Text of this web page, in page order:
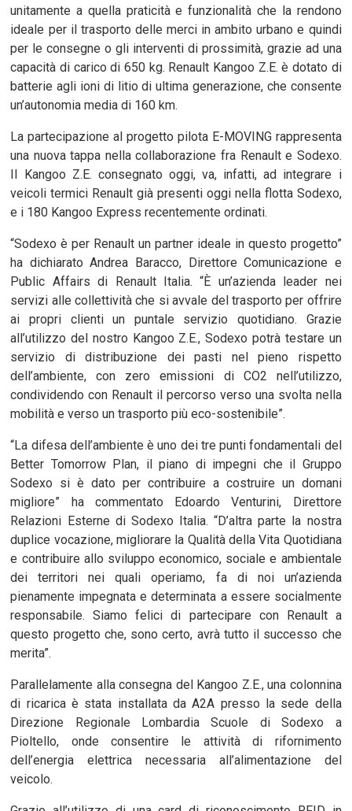
unitamente a quella praticità e funzionalità che la rendono
ideale per il trasporto delle merci in ambito urbano e quindi
per le consegne o gli interventi di prossimità, grazie ad una
capacità di carico di 650 kg. Renault Kangoo Z.E. è dotato di
batterie agli ioni di litio di ultima generazione, che consente
un’autonomia media di 160 km.
La partecipazione al progetto pilota E-MOVING rappresenta
una nuova tappa nella collaborazione fra Renault e Sodexo.
Il Kangoo Z.E. consegnato oggi, va, infatti, ad integrare i
veicoli termici Renault già presenti oggi nella flotta Sodexo,
e i 180 Kangoo Express recentemente ordinati.
“Sodexo è per Renault un partner ideale in questo progetto”
ha dichiarato Andrea Baracco, Direttore Comunicazione e
Public Affairs di Renault Italia. “È un’azienda leader nei
servizi alle collettività che si avvale del trasporto per offrire
ai propri clienti un puntale servizio quotidiano. Grazie
all’utilizzo del nostro Kangoo Z.E., Sodexo potrà testare un
servizio di distribuzione dei pasti nel pieno rispetto
dell’ambiente, con zero emissioni di CO2 nell’utilizzo,
condividendo con Renault il percorso verso una svolta nella
mobilità e verso un trasporto più eco-sostenibile”.
“La difesa dell’ambiente è uno dei tre punti fondamentali del
Better Tomorrow Plan, il piano di impegni che il Gruppo
Sodexo si è dato per contribuire a costruire un domani
migliore” ha commentato Edoardo Venturini, Direttore
Relazioni Esterne di Sodexo Italia. “D’altra parte la nostra
duplice vocazione, migliorare la Qualità della Vita Quotidiana
e contribuire allo sviluppo economico, sociale e ambientale
dei territori nei quali operiamo, fa di noi un’azienda
pienamente impegnata e determinata a essere socialmente
responsabile. Siamo felici di partecipare con Renault a
questo progetto che, sono certo, avrà tutto il successo che
merita”.
Parallelamente alla consegna del Kangoo Z.E., una colonnina
di ricarica è stata installata da A2A presso la sede della
Direzione Regionale Lombardia Scuole di Sodexo a
Pioltello, onde consentire le attività di rifornimento
dell’energia elettrica necessaria all’alimentazione del
veicolo.